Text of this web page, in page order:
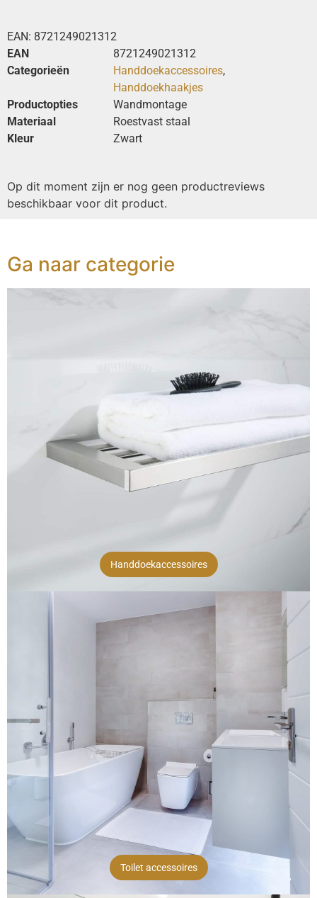
EAN: 8721249021312
EAN
8721249021312
Categorieën
Handdoekaccessoires,
Handdoekhaakjes
Productopties
Wandmontage
Materiaal
Roestvast staal
Kleur
Zwart
Op dit moment zijn er nog geen productreviews
beschikbaar voor dit product.
Ga naar categorie
Handdoekaccessoires
Toilet accessoires